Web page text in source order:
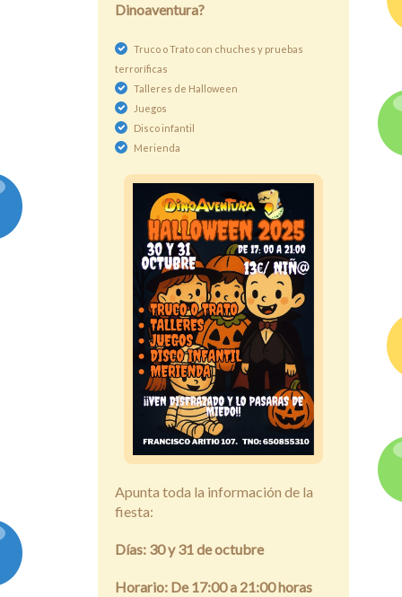
Dinoaventura?
Truco o Trato con chuches y pruebas
terroríficas
Talleres de Halloween
Juegos
Disco infantil
Merienda
Apunta toda la información de la
fiesta:
Días: 30 y 31 de octubre
Horario: De 17:00 a 21:00 horas